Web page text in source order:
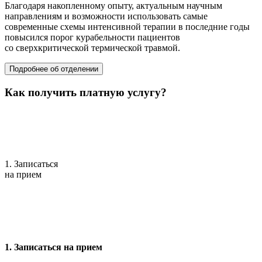
Благодаря накопленному опыту, актуальным научным
направлениям и возможности использовать самые
современные схемы интенсивной терапии в последние годы
повысился порог курабельности пациентов
со сверхкритической термической травмой.
Подробнее об отделении
Как получить платную услугу?
1. Записаться
на прием
1. Записаться на прием